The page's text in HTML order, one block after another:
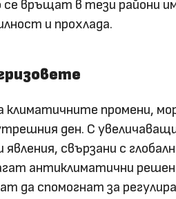
връщат в тези райони
и прохлада.
климатичните промени,
ден. С
свързани с
антиклиматични
да спомогнат за